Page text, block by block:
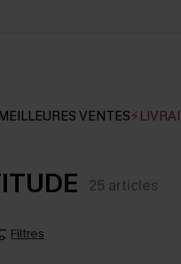
MEILLEURES VENTES
25 articles
Filtres